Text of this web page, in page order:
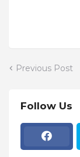
Previous Post
Follow Us